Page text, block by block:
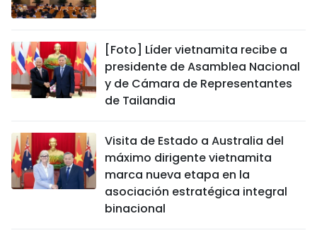
[Foto] Líder vietnamita recibe a
presidente de Asamblea Nacional
y de Cámara de Representantes
de Tailandia
Visita de Estado a Australia del
máximo dirigente vietnamita
marca nueva etapa en la
asociación estratégica integral
binacional